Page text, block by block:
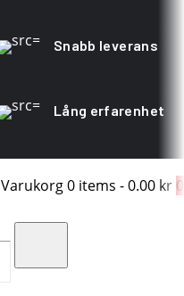
Snabb leverans
Lång erfarenhet
Varukorg0 items -0.00 kr 0